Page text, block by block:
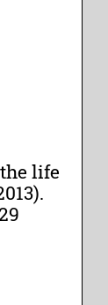
life